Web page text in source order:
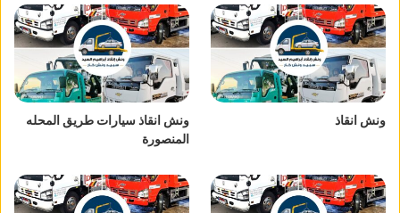
ونش انقاذ
ونش انقاذ سيارات طريق المحله
المنصورة